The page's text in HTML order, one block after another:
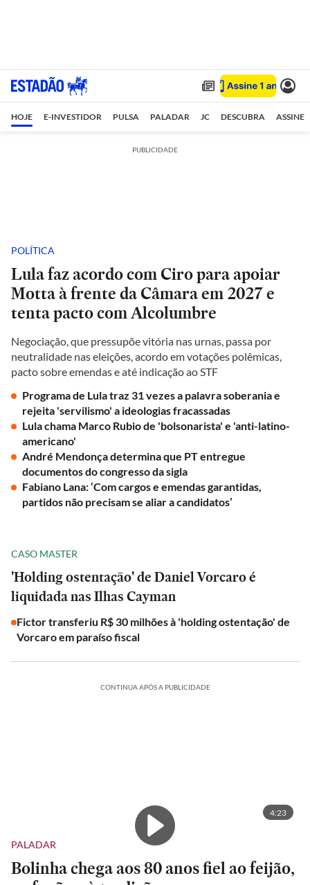
HOJE E-INVESTIDOR PULSA PALADAR JC DESCUBRA ASSINE
PUBLICIDADE
POLÍTICA
Lula faz acordo com Ciro para apoiar
Motta à frente da Câmara em 2027 e
tenta pacto com Alcolumbre
Negociação, que pressupõe vitória nas urnas, passa por
neutralidade nas eleições, acordo em votações polêmicas,
pacto sobre emendas e até indicação ao STF
Programa de Lula traz 31 vezes a palavra soberania e
rejeita 'servilismo' a ideologias fracassadas
Lula chama Marco Rubio de 'bolsonarista' e 'anti-latino-
americano'
André Mendonça determina que PT entregue
documentos do congresso da sigla
Fabiano Lana: ‘Com cargos e emendas garantidas,
partidos não precisam se aliar a candidatos’
CASO MASTER
'Holding ostentação' de Daniel Vorcaro é
liquidada nas Ilhas Cayman
Fictor transferiu R$ 30 milhões à 'holding ostentação' de
Vorcaro em paraíso fiscal
CONTINUA APÓS A PUBLICIDADE
4:23
PALADAR
Bolinha chega aos 80 anos fiel ao feijão,